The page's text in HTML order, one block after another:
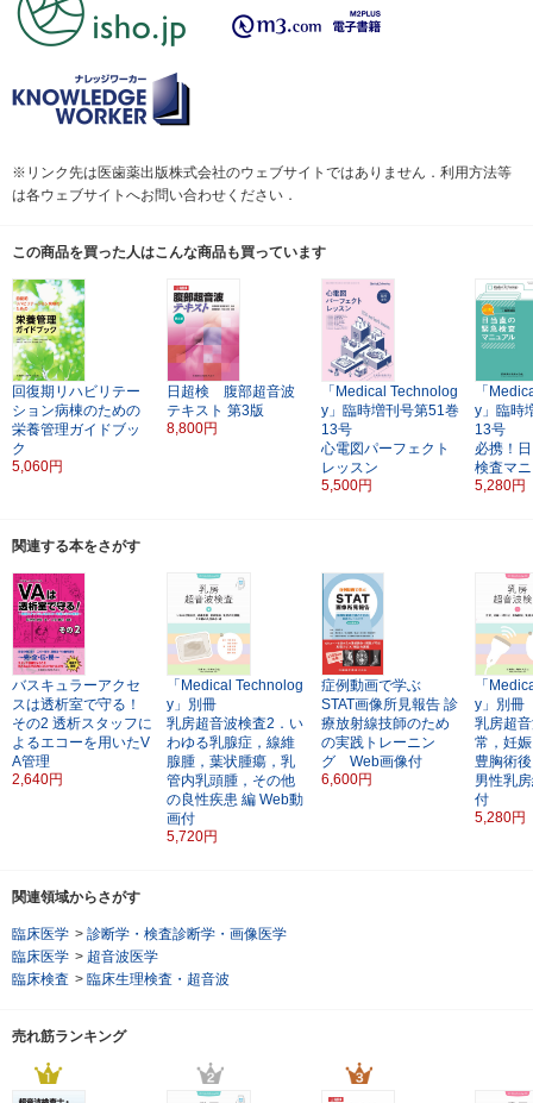
※リンク先は医歯薬出版株式会社のウェブサイトではありません．利用方法等
は各ウェブサイトへお問い合わせください．
この商品を買った人はこんな商品も買っています
回復期リハビリテー
ション病棟のための
栄養管理ガイドブッ
ク
5,060円
日超検 腹部超音波
テキスト 第3版
8,800円
「Medical Technolog
y」臨時増刊号第51巻
13号
心電図パーフェクト
レッスン
5,500円
「
y」臨時
13号
必携！
検査マ
5,280円
関連する本をさがす
バスキュラーアクセ
スは透析室で守る！
その2 透析スタッフに
よるエコーを用いたV
A管理
2,640円
「Medical Technolog
y」別冊
乳房超音波検査2．い
わゆる乳腺症，線維
腺腫，葉状腫瘍，乳
管内乳頭腫，その他
の良性疾患 編 Web動
画付
5,720円
症例動画で学ぶ
STAT画像所見報告 診
療放射線技師のため
の実践トレーニン
グ Web画像付
6,600円
「
y」別冊
乳房超
常，妊
豊胸術
男性乳
付
5,280円
関連領域からさがす
臨床医学 > 診断学・検査診断学・画像医学
臨床医学 > 超音波医学
臨床検査 > 臨床生理検査・超音波
売れ筋ランキング